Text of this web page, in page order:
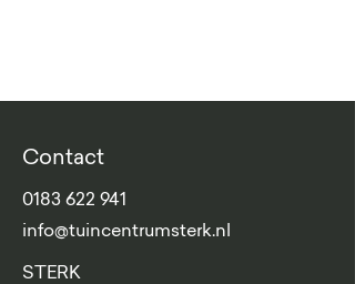
Contact
0183 622 941
info@tuincentrumsterk.nl
STERK